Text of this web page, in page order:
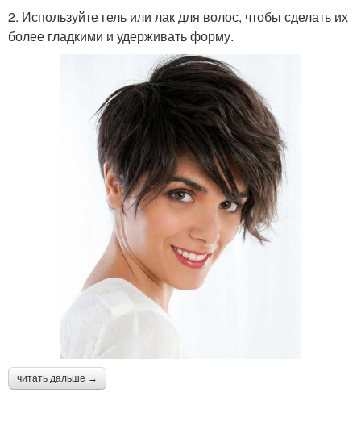
2. Используйте гель или лак для волос, чтобы сделать их
более гладкими и удерживать форму.
читать дальше →